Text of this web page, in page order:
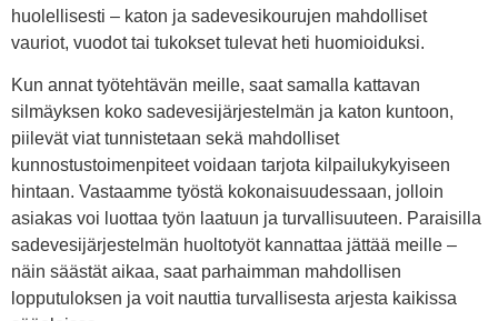
huolellisesti – katon ja sadevesikourujen mahdolliset
vauriot, vuodot tai tukokset tulevat heti huomioiduksi.
Kun annat työtehtävän meille, saat samalla kattavan
silmäyksen koko sadevesijärjestelmän ja katon kuntoon,
piilevät viat tunnistetaan sekä mahdolliset
kunnostustoimenpiteet voidaan tarjota kilpailukykyiseen
hintaan. Vastaamme työstä kokonaisuudessaan, jolloin
asiakas voi luottaa työn laatuun ja turvallisuuteen. Paraisilla
sadevesijärjestelmän huoltotyöt kannattaa jättää meille –
näin säästät aikaa, saat parhaimman mahdollisen
lopputuloksen ja voit nauttia turvallisesta arjesta kaikissa